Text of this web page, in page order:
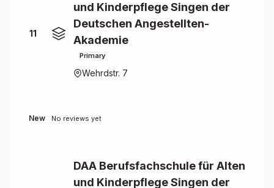
11
und Kinderpflege Singen der
Deutschen Angestellten-
Akademie
Primary
Wehrdstr. 7
New No reviews yet
DAA Berufsfachschule für Alten
und Kinderpflege Singen der